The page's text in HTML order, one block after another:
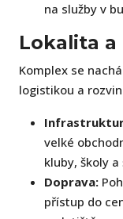
na služby v
Lokalita
Komplex se
logistikou a
velké
kluby, školy a
Doprava:
přístup do